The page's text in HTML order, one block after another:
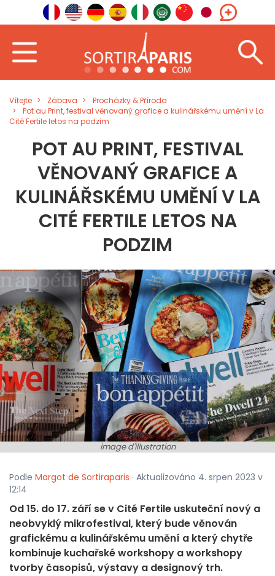
Vítejte Zábava
Procházky & Příroda
Pot au Print, festival věnovaný grafice a kulinářskému umění v La
Cité Fertile letos na podzim
POT AU PRINT, FESTIVAL
VĚNOVANÝ GRAFICE A
KULINÁŘSKÉMU UMĚNÍ V LA
CITÉ FERTILE LETOS NA
PODZIM
image d'illustration
Podle Margot de Sortiraparis · Aktualizováno 4. srpen 2023 v
12:14
Od 15. do 17. září se v Cité Fertile uskuteční nový a
neobvyklý mikrofestival, který bude věnován
grafickému a kulinářskému umění a který chytře
kombinuje kuchařské workshopy a workshopy
tvorby časopisů, výstavy a designový trh.